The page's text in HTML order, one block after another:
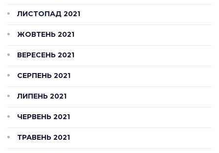
ЛИСТОПАД 2021
ЖОВТЕНЬ 2021
ВЕРЕСЕНЬ 2021
СЕРПЕНЬ 2021
ЛИПЕНЬ 2021
ЧЕРВЕНЬ 2021
ТРАВЕНЬ 2021